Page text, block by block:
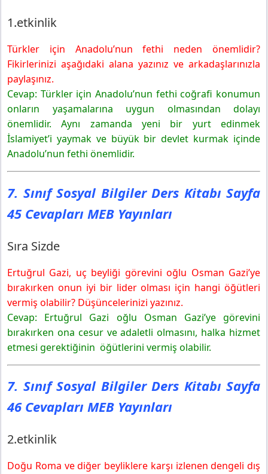
1.etkinlik
Türkler için Anadolu’nun fethi neden önemlidir?
Fikirlerinizi aşağıdaki alana yazınız ve arkadaşlarınızla
paylaşınız.
Cevap: Türkler için Anadolu’nun fethi coğrafi konumun
onların yaşamalarına uygun olmasından dolayı
önemlidir. Aynı zamanda yeni bir yurt edinmek
İslamiyet’i yaymak ve büyük bir devlet kurmak içinde
Anadolu’nun fethi önemlidir.
7. Sınıf Sosyal Bilgiler Ders Kitabı Sayfa
45 Cevapları MEB Yayınları
Sıra Sizde
Ertuğrul Gazi, uç beyliği görevini oğlu Osman Gazi’ye
bırakırken onun iyi bir lider olması için hangi öğütleri
vermiş olabilir? Düşüncelerinizi yazınız.
Cevap: Ertuğrul Gazi oğlu Osman Gazi’ye görevini
bırakırken ona cesur ve adaletli olmasını, halka hizmet
etmesi gerektiğinin öğütlerini vermiş olabilir.
7. Sınıf Sosyal Bilgiler Ders Kitabı Sayfa
46 Cevapları MEB Yayınları
2.etkinlik
Doğu Roma ve diğer beyliklere karşı izlenen dengeli dış